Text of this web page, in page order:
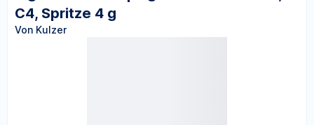
C4, Spritze 4 g
Von Kulzer